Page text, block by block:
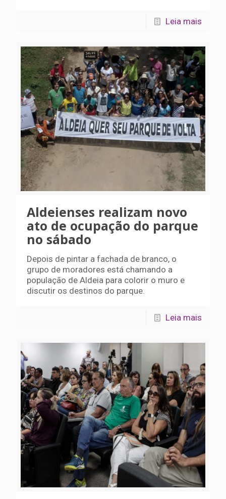
Leia mais
Aldeienses realizam novo
ato de ocupação do parque
no sábado
Depois de pintar a fachada de branco, o
grupo de moradores está chamando a
população de Aldeia para colorir o muro e
discutir os destinos do parque.
Leia mais